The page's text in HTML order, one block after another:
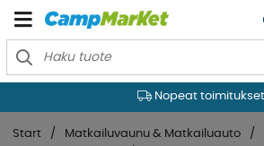
Nopeat toimitukset
Start Matkailuvaunu & Matkailuauto